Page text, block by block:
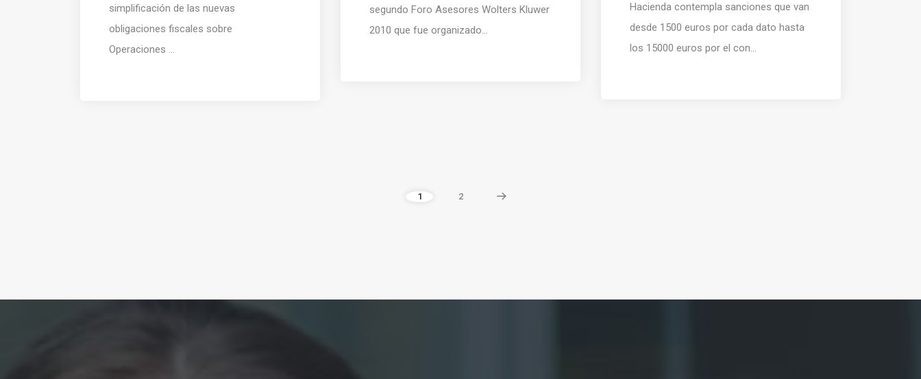
simplificación de las nuevas
obligaciones fiscales sobre
Operaciones ...
segundo Foro Asesores Wolters Kluwer
2010 que fue organizado...
Hacienda contempla sanciones que van
desde 1500 euros por cada dato hasta
los 15000 euros por el con...
1 2